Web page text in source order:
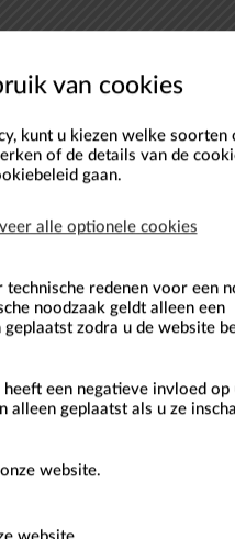
ZWEMMEN
met een login. Voor
van cookies
kunt u kiezen welke soorten
of de details van de
gaan.
alle optionele cookies
redenen voor een
noodzaak geldt alleen een
zodra u de website
een negatieve invloed op
geplaatst als u ze
website.